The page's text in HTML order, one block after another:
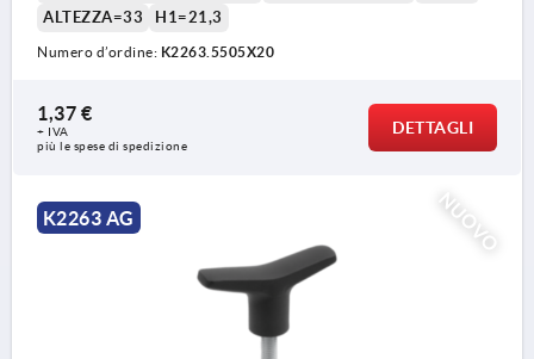
ALTEZZA=33
H1=21,3
Numero d’ordine: K2263.5505X20
1,37 €
+ IVA
più le spese di spedizione
DETTAGLI
NUOVO
K2263 AG